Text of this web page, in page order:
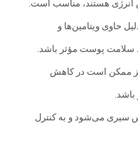
انرژی هستند، مناسب است.
حاوی ویتامین‌ها و
سلامت پوست مؤثر باشد.
ممکن است در کاهش
باشد.
سیری می‌شود و به کنترل